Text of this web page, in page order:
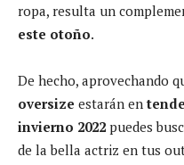
ropa, resulta un
este otoño.
De hecho, aprovechando
oversize estarán en
invierno 2022 puedes
de la bella actriz en tus